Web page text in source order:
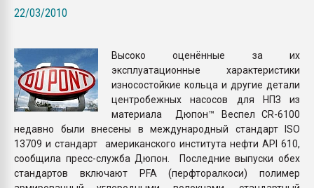
ПЕРЕЙТИ НА
22/03/2010
Высоко оценённые за их
эксплуатационные характеристики
износостойкие кольца и другие детали
центробежных насосов для НПЗ из
материала Дюпон™ Веспел CR-6100
недавно были внесены в международный стандарт ISO
13709 и стандарт американского института нефти API 610,
сообщила пресс-служба Дюпон. Последние выпуски обех
стандартов включают PFA (перфторалкоси) полимер